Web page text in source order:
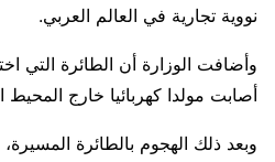
نووية تجارية ⁠في العالم العربي.
وأضافت الوزارة أن الطائرة التي
أصابت مولدا كهربائيا خارج المحيط
وبعد ذلك ​الهجوم بالطائرة المسيرة،